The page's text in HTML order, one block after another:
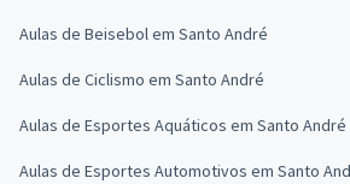
Aulas de Beisebol em Santo André
Aulas de Ciclismo em Santo André
Aulas de Esportes Aquáticos em Santo André
Aulas de Esportes Automotivos em Santo